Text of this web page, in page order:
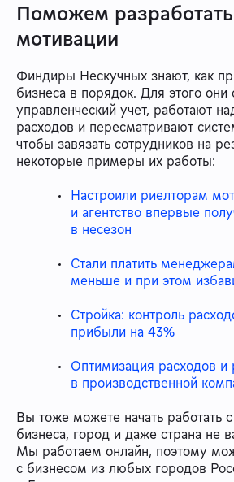
Поможем
мотивации
Финдиры Нескучных знают, как
бизнеса в порядок. Для этого они
управленческий учет, работают
расходов и пересматривают
чтобы завязать сотрудников на
некоторые примеры их работы:
Настроили риелторам
и агентство впервые
в несезон
Стали платить
меньше и при этом
Стройка: контроль
прибыли на 43%
Оптимизация расходов и
в производственной
Вы тоже можете начать работать
бизнеса, город и даже страна не
Мы работаем онлайн, поэтому
с бизнесом из любых городов